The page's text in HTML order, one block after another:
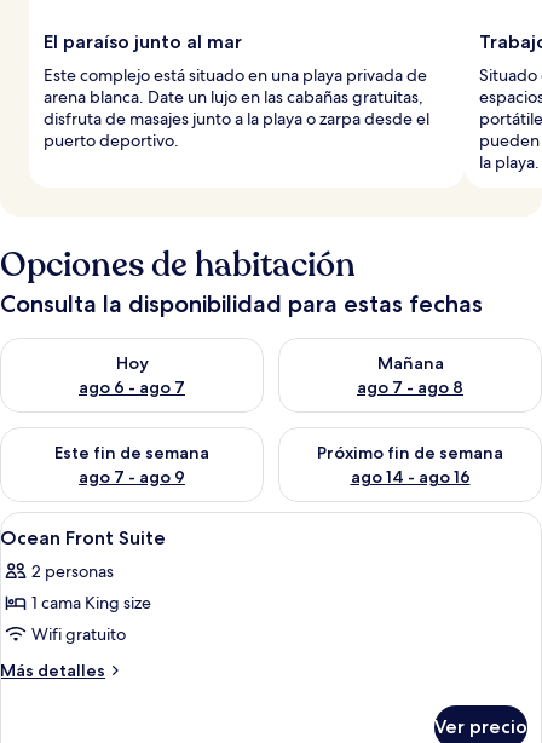
El paraíso junto al mar
Este complejo está situado en una playa privada de
arena blanca. Date un lujo en las cabañas gratuitas,
disfruta de masajes junto a la playa o zarpa desde el
puerto deportivo.
Situado
pueden
la playa.
Opciones de habitación
Consulta la disponibilidad para estas fechas
Hoy
ago 6 - ago 7
Consulta la disponibilidad para hoy ago 6 - ago 7
Mañana
ago 7 - ago 8
Consulta la disponibilidad
Este fin de semana
ago 7 - ago 9
Consulta la disponibilidad para este fin de semana ago 7 -
Próximo fin de semana
ago 14 - ago 16
Consulta la disponibilidad
Abrir
todas
las
fotos
de
Ocean
Un baño moderno con tocador de
16
Ocean Front Suite
2 personas
1 cama King size
Wifi gratuito
Más detalles
Más
Ver precio